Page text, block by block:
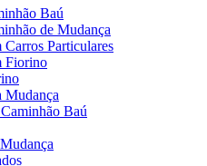
Baú
de Mudança
Carros Particulares
Fiorino
Mudança
Baú